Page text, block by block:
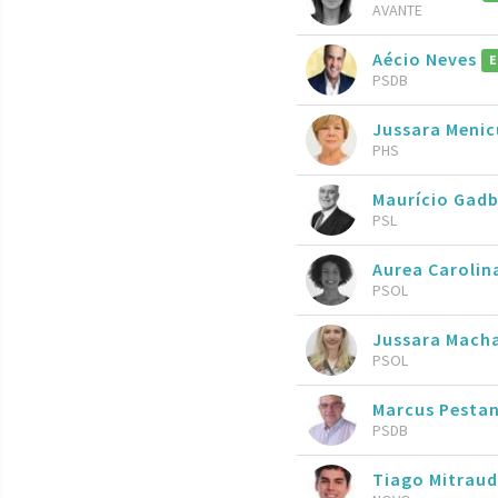
AVANTE
Aécio Neves
PSDB
Jussara
PHS
Maurício
PSL
Aurea
PSOL
Jussara
PSOL
Marcus
PSDB
Tiago Mitraud